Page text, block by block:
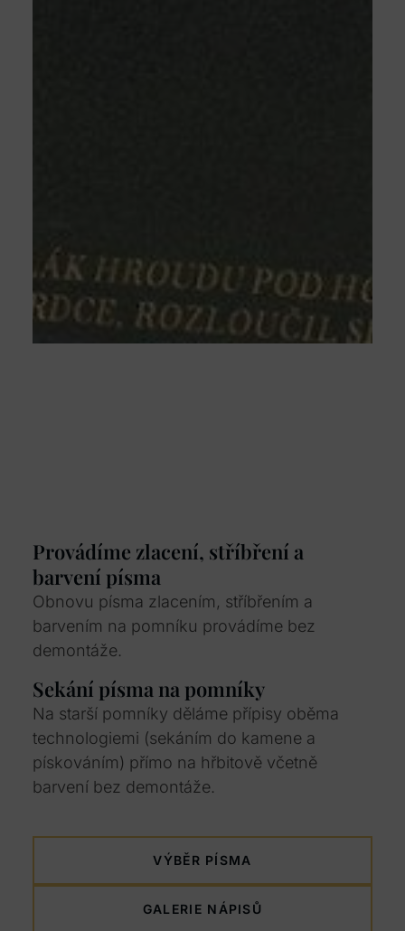
Provádíme zlacení, stříbření a
barvení písma
Obnovu písma zlacením, stříbřením a
barvením na pomníku provádíme bez
demontáže.
Sekání písma na pomníky
Na starší pomníky děláme přípisy oběma
technologiemi (sekáním do kamene a
pískováním) přímo na hřbitově včetně
barvení bez demontáže.
VÝBĚR PÍSMA
GALERIE NÁPISŮ